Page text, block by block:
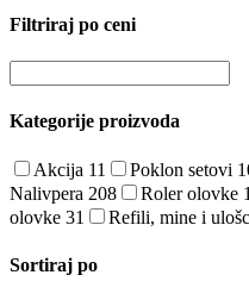
Filtriraj po ceni
Kategorije proizvoda
Akcija 11 Poklon setovi
Nalivpera 208 Roler olovke
olovke 31 Refili, mine i
Sortiraj po